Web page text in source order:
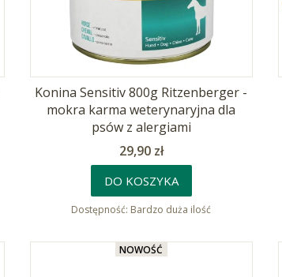
Konina Sensitiv 800g Ritzenberger -
mokra karma weterynaryjna dla
psów z alergiami
Cena
29,90 zł
DO KOSZYKA
Dostępność: Bardzo duża ilość
NOWOŚĆ